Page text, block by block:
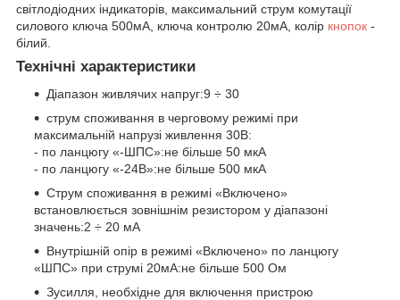
світлодіодних індикаторів, максимальний струм комутації
силового ключа 500мА, ключа контролю 20мА, колір кнопок -
білий.
Технічні характеристики
Діапазон живлячих напруг:9 ÷ 30
струм споживання в черговому режимі при
максимальній напрузі живлення 30В:
- по ланцюгу «-ШПС»:не більше 50 мкА
- по ланцюгу «-24В»:не більше 500 мкА
Струм споживання в режимі «Включено»
встановлюється зовнішнім резистором у діапазоні
значень:2 ÷ 20 мА
Внутрішній опір в режимі «Включено» по ланцюгу
«ШПС» при струмі 20мА:не більше 500 Ом
Зусилля, необхідне для включення пристрою